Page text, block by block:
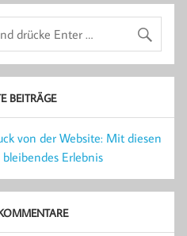
BEITRÄGE
von der Website: Mit diesen
Erlebnis